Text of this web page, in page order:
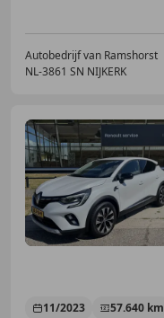
Autobedrijf van Ramshorst
NL-3861 SN NIJKERK
11/2023 57.640 km